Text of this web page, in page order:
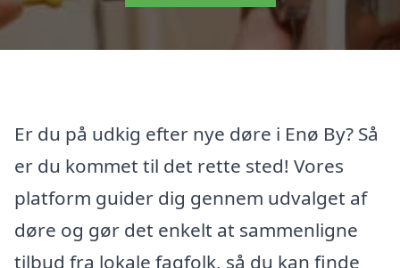
Er du på udkig efter nye døre i Enø By? Så
er du kommet til det rette sted! Vores
platform guider dig gennem udvalget af
døre og gør det enkelt at sammenligne
tilbud fra lokale fagfolk, så du kan finde